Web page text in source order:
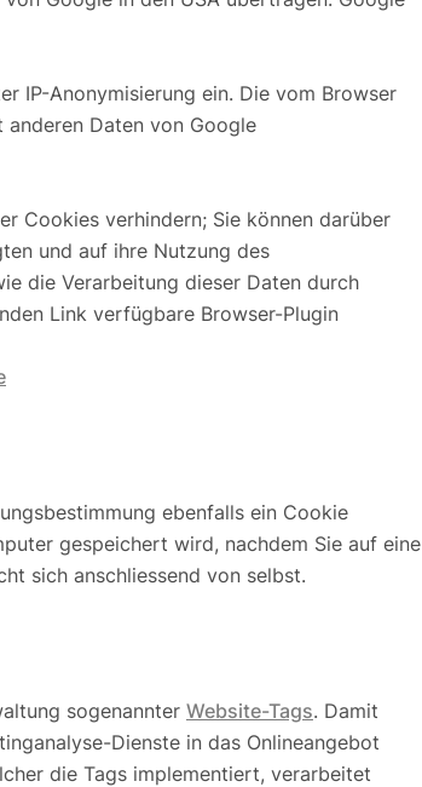
IP-Anonymisierung ein. Die vom Browser
Daten von Google
Cookies verhindern; Sie können darüber
und auf ihre Nutzung des
die Verarbeitung dieser Daten durch
Link verfügbare Browser-Plugin
ebenfalls ein Cookie
gespeichert wird, nachdem Sie auf eine
sich anschliessend von selbst.
sogenannter Website-Tags. Damit
Dienste in das Onlineangebot
die Tags implementiert, verarbeitet